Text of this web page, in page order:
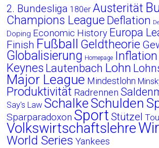
2. Bundesliga 180er Austerität
Champions League Deflation
Doping Economic History Europa
Finish Fußball Geldtheorie
Globalisierung Homepage Inflation
Keynes Lautenbach Lohn
Major League Mindestlohn
Produktivität Radrennen
Say's Law Schalke Schulden
Sparparadoxon Sport Stützel
Volkswirtschaftslehre
World Series Yankees